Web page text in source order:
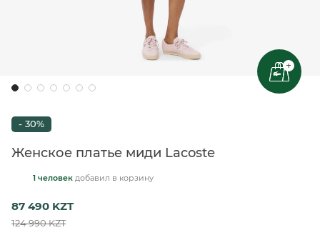
+
- 30%
Женское платье миди Lacoste
1 человек добавил в корзину
87 490 KZT
124 990 KZT